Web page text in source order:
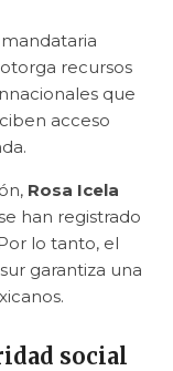
recursos
que
acceso
Rosa Icela
han registrado
lo tanto, el
garantiza una
social